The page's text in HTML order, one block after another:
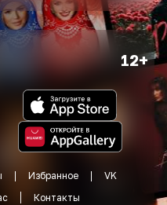
12+
Избранное
VK
Контакты